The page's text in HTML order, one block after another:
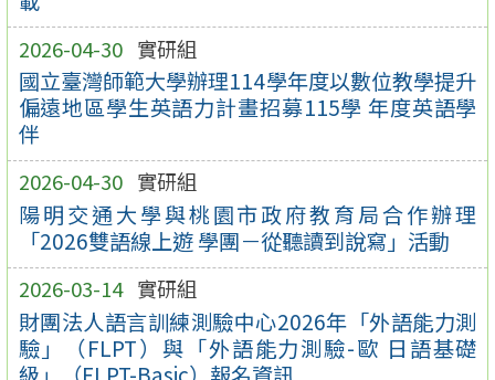
2026-04-30 實研組
國立臺灣師範大學辦理114學年度以數位教學提升
偏遠地區學生英語力計畫招募115學 年度英語學
伴
2026-04-30 實研組
陽明交通大學與桃園市政府教育局合作辦理
「2026雙語線上遊 學團－從聽讀到說寫」活動
2026-03-14 實研組
財團法人語言訓練測驗中心2026年「外語能力測
驗」（FLPT）與「外語能力測驗-歐 日語基礎